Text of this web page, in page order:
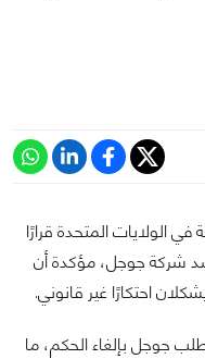
الولايات المتحدة قرارًا
يؤيد الحكم الصادر في عام 2023 ضد شركة جوجل، مؤكدة أن
احتكارًا غير قانوني.
جوجل بإلغاء الحكم، ما